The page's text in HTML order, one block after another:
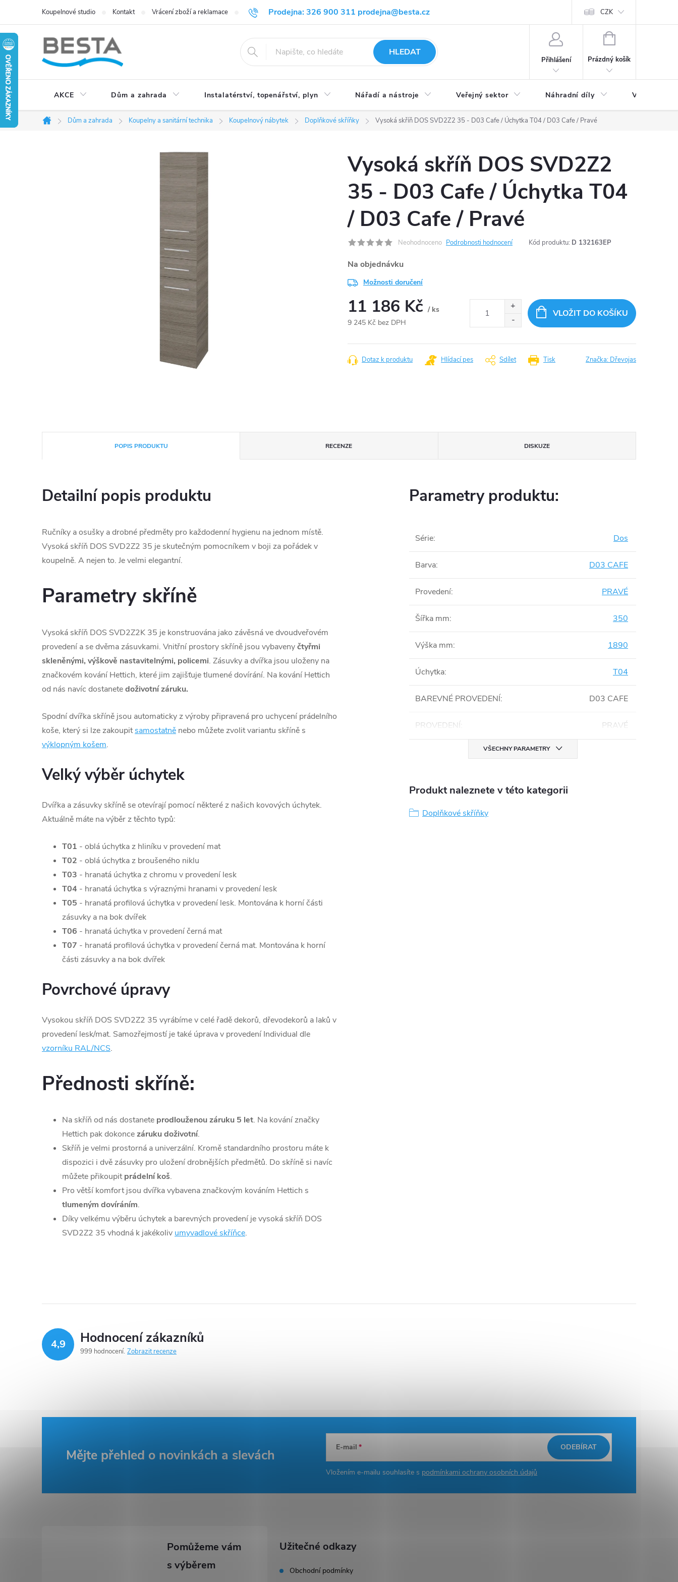
obsah
Prodejna: 326 900 311 prodejna@besta.cz
Koupelnové studio Kontakt Vrácení zboží a reklamace Blog Obchodní podmínky Ochrana osobních údajů CZK
HLEDAT
Přihlášení
NÁKUPNÍ
Prázdný košík
AKCE Dům a zahrada Instalatérství, topenářství, plyn Nářadí a nástroje Veřejný sektor Náhradní díly Výprodej a
Domů
Dům a zahrada Koupelny a sanitární technika Koupelnový nábytek Doplňkové skříňky Vysoká skříň DOS SVD2Z2 35 - D03 Cafe / Úchytka T04 / D03 Cafe / Pravé
Vysoká skříň DOS SVD2Z2
35 - D03 Cafe / Úchytka T04
/ D03 Cafe / Pravé
Neohodnoceno Podrobnosti hodnocení Kód produktu: D 132163EP
Na objednávku
Možnosti doručení
11 186 Kč / ks
9 245 Kč bez DPH
cena:
VLOŽIT DO KOŠÍKU
Tisk
Dotaz k produktu Hlídací pes Sdílet Značka: Dřevojas
POPIS PRODUKTU RECENZE DISKUZE
Detailní popis produktu
Ručníky a osušky a drobné předměty pro každodenní hygienu na jednom místě.
Vysoká skříň DOS SVD2Z2 35 je skutečným pomocníkem v boji za pořádek v
koupelně. A nejen to. Je velmi elegantní.
Parametry skříně
Vysoká skříň DOS SVD2Z2K 35 je konstruována jako závěsná ve dvoudveřovém
provedení a se dvěma zásuvkami. Vnitřní prostory skříně jsou vybavenyčtyřmi
skleněnými, výškově nastavitelnými, policemi. Zásuvky a dvířka jsou uloženy na
značkovém kování Hettich, které jim zajišťuje tlumené dovírání. Na kování Hettich
od nás navíc dostanetedoživotní záruku.
Spodní dvířka skříně jsou automaticky z výroby připravená pro uchycení prádelního
koše, který si lze zakoupitsamostatně nebo můžete zvolit variantu skříně s
výklopným košem.
Velký výběr úchytek
Dvířka a zásuvky skříně se otevírají pomocí některé z našich kovových úchytek.
Aktuálně máte na výběr z těchto typů:
T01 - oblá úchytka z hliníku v provedení mat
T02 - oblá úchytka z broušeného niklu
T03 - hranatá úchytka z chromu v provedení lesk
T04 - hranatá úchytka s výraznými hranami v provedení lesk
T05 - hranatá profilová úchytka v provedení lesk. Montována k horní části
zásuvky a na bok dvířek
T06 - hranatá úchytka v provedení černá mat
T07 - hranatá profilová úchytka v provedení černá mat. Montována k horní
části zásuvky a na bok dvířek
Povrchové úpravy
Vysokou skříň DOS SVD2Z2 35 vyrábíme v celé řadě dekorů, dřevodekorů a laků v
provedení lesk/mat. Samozřejmostí je také úprava v provedení Individual dle
vzorníku RAL/NCS.
Přednosti skříně:
Na skříň od nás dostanete prodlouženou záruku 5 let. Na kování značky
Hettich pak dokoncezáruku doživotní.
Skříň je velmi prostorná a univerzální. Kromě standardního prostoru máte k
dispozici i dvě zásuvky pro uložení drobnějších předmětů. Do skříně si navíc
můžete přikoupitprádelní koš.
Pro větší komfort jsou dvířka vybavena značkovým kováním Hettich s
tlumeným dovíráním.
Díky velkému výběru úchytek a barevných provedení je vysoká skříň DOS
SVD2Z2 35 vhodná k jakékolivumyvadlové skříňce.
Parametry produktu:
Série: Dos
Barva: D03 CAFE
Provedení: PRAVÉ
Šířka mm: 350
Výška mm: 1890
Úchytka: T04
BAREVNÉ PROVEDENÍ: D03 CAFE
PROVEDENÍ: PRAVÉ
VŠECHNY PARAMETRY
Produkt naleznete v této kategorii
Doplňkové skříňky
4,9 Hodnocení zákazníků
999 hodnocení Zobrazit recenze
Mějte přehled o novinkách a slevách E-mail
Vložením e-mailu souhlasíte s podmínkami ochrany osobních údajů
ODEBÍRAT
Užitečné odkazy
Obchodní podmínky